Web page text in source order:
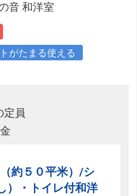
音 和洋室
がたまる使える
定員
約５０平米）/シ
）・トイレ付和洋